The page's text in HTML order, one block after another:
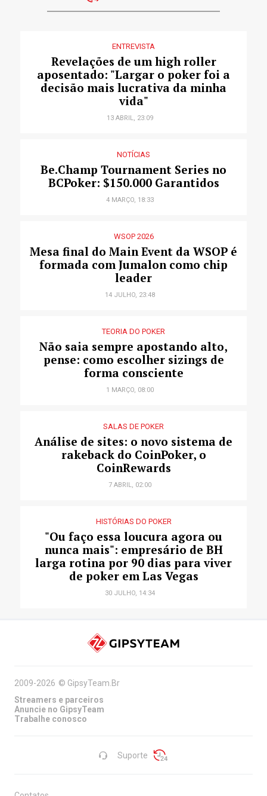
ENTREVISTA
Revelações de um high roller
aposentado: "Largar o poker foi a
decisão mais lucrativa da minha
vida"
13 ABRIL, 23:09
NOTÍCIAS
Be.Champ Tournament Series no
BCPoker: $150.000 Garantidos
4 MARÇO, 18:33
WSOP 2026
Mesa final do Main Event da WSOP é
formada com Jumalon como chip
leader
14 JULHO, 23:48
TEORIA DO POKER
Não saia sempre apostando alto,
pense: como escolher sizings de
forma consciente
1 MARÇO, 08:00
SALAS DE POKER
Análise de sites: o novo sistema de
rakeback do CoinPoker, o
CoinRewards
7 ABRIL, 02:00
HISTÓRIAS DO POKER
"Ou faço essa loucura agora ou
nunca mais": empresário de BH
larga rotina por 90 dias para viver
de poker em Las Vegas
30 JULHO, 14:34
Suporte
2009-2026 © GipsyTeam.Br
Streamers e parceiros
Anuncie no GipsyTeam
Trabalhe conosco